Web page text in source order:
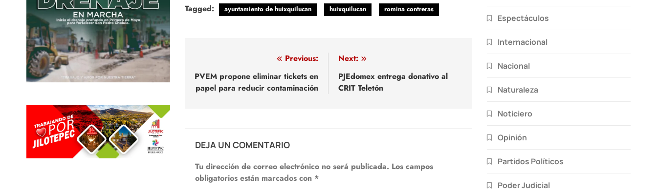
Tagged: ayuntamiento de huixquilucan huixquilucan romina contreras
de
entradas
Previous:
PVEM propone eliminar tickets en
papel para reducir contaminación
Next:
PJEdomex entrega donativo al
CRIT Teletón
DEJA UN COMENTARIO
Tu dirección de correo electrónico no será publicada. Los campos
obligatorios están marcados con *
Espectáculos
Internacional
Nacional
Naturaleza
Noticiero
Opinión
Partidos Políticos
Poder Judicial